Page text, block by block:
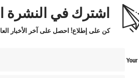
اشترك في النشرة
كن على إطلاع! احصل على آخر الأخبار